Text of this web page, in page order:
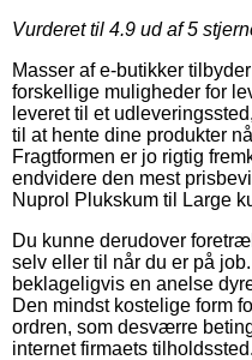
Vurderet til 4.9 ud af 5
Masser af e-butikker
forskellige muligheder for
leveret til et
til at hente dine produkter
Fragtformen er jo rigtig
endvidere den mest
Nuprol Plukskum til Large
Du kunne derudover
selv eller til når du er på
beklageligvis en anelse
Den mindst kostelige form
ordren, som desværre
internet firmaets tilholdssted.